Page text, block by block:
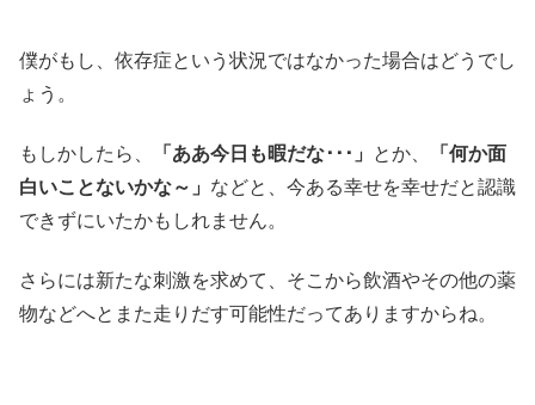
僕がもし、依存症という状況ではなかった場合はどうでし
ょう。
もしかしたら、 「ああ今日も暇だな･･･」 とか、
「何か面
白いことないかな～」 などと、今ある幸せを幸せだと認識
できずにいたかもしれません。
さらには新たな刺激を求めて、そこから飲酒やその他の薬
物などへとまた走りだす可能性だってありますからね。